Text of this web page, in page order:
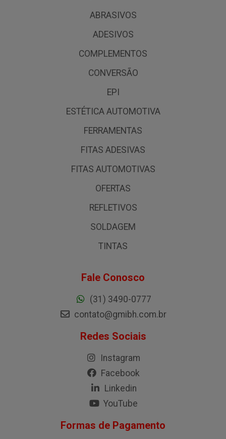
ABRASIVOS
ADESIVOS
COMPLEMENTOS
CONVERSÃO
EPI
ESTÉTICA AUTOMOTIVA
FERRAMENTAS
FITAS ADESIVAS
FITAS AUTOMOTIVAS
OFERTAS
REFLETIVOS
SOLDAGEM
TINTAS
Fale Conosco
(31) 3490-0777
contato@gmibh.com.br
Redes Sociais
Instagram
Facebook
Linkedin
YouTube
Formas de Pagamento